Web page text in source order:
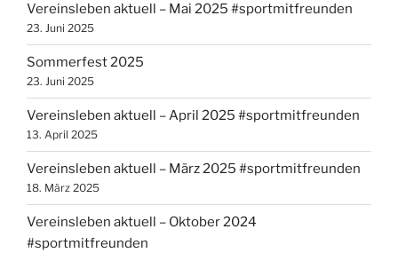
Vereinsleben aktuell – Mai 2025 #sportmitfreunden
23. Juni 2025
Sommerfest 2025
23. Juni 2025
Vereinsleben aktuell – April 2025 #sportmitfreunden
13. April 2025
Vereinsleben aktuell – März 2025 #sportmitfreunden
18. März 2025
Vereinsleben aktuell – Oktober 2024
#sportmitfreunden